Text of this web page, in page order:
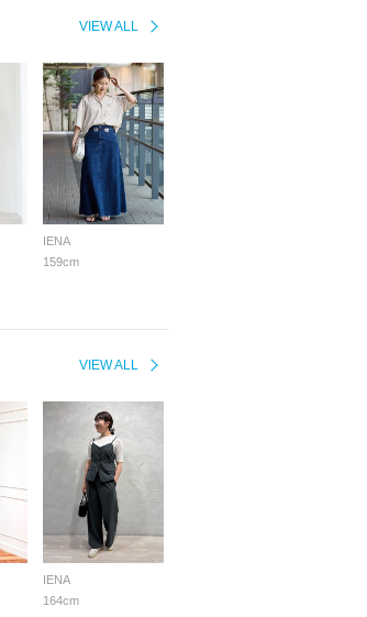
VIEW ALL
IENA
159cm
VIEW ALL
IENA
164cm